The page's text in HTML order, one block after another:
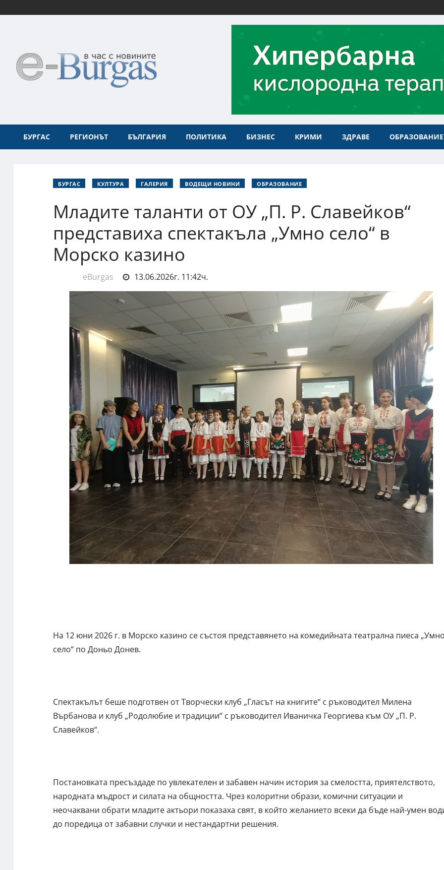
БУРГАС РЕГИОНЪТ БЪЛГАРИЯ ПОЛИТИКА БИЗНЕС КРИМИ ЗДРАВЕ ОБРАЗОВАНИЕ
БУРГАС КУЛТУРА ГАЛЕРИЯ ВОДЕЩИ НОВИНИ ОБРАЗОВАНИЕ
Младите таланти от ОУ „П. Р. Славейков“
представиха спектакъла „Умно село“ в
Морско казино
eBurgas 13.06.2026г. 11:42ч.
На 12 юни 2026 г. в Морско казино се състоя представянето на комедийната театрална пиеса
село“ по Доньо Донев.
Спектакълът беше подготвен от Творчески клуб „Гласът на книгите“ с ръководител Милена
Върбанова и клуб „Родолюбие и традиции“ с ръководител Иваничка Георгиева към ОУ „П. Р.
Славейков“.
Постановката пресъздаде по увлекателен и забавен начин история за смелостта, приятелството,
народната мъдрост и силата на общността. Чрез колоритни образи, комични ситуации и
неочаквани обрати младите актьори показаха свят, в който желанието всеки да бъде най-умен
до поредица от забавни случки и нестандартни решения.